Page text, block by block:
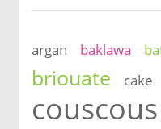
argan baklawa
briouate cake
couscous